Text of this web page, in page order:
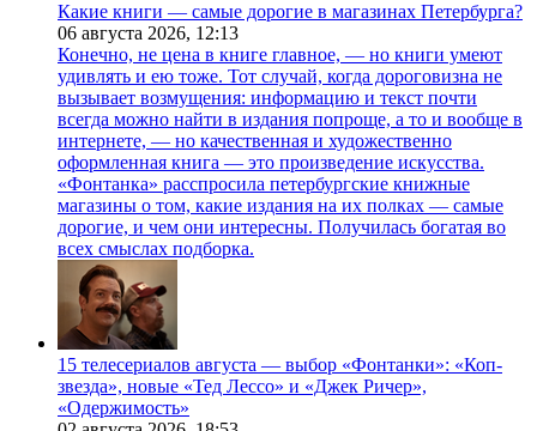
Какие книги — самые дорогие в магазинах Петербурга?
06 августа 2026, 12:13
Конечно, не цена в книге главное, — но книги умеют
удивлять и ею тоже. Тот случай, когда дороговизна не
вызывает возмущения: информацию и текст почти
всегда можно найти в издания попроще, а то и вообще в
интернете, — но качественная и художественно
оформленная книга — это произведение искусства.
«Фонтанка» расспросила петербургские книжные
магазины о том, какие издания на их полках — самые
дорогие, и чем они интересны. Получилась богатая во
всех смыслах подборка.
15 телесериалов августа — выбор «Фонтанки»: «Коп-
звезда», новые «Тед Лессо» и «Джек Ричер»,
«Одержимость»